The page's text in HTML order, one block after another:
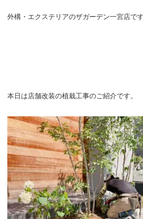
外構・エクステリアのザガーデン一宮店で
本日は店舗改装の植栽工事のご紹介です。